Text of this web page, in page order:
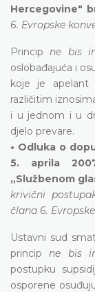
Hercegovine"
6. Evropske
Principne bis
oslobađajuća i
koje je apelant
različitim
i u jednom i u
djelo prevare.
• Odluka o
5. aprila
„Službenom
krivični
člana 6.
Ustavni sud
principne bis
postupku
osporene